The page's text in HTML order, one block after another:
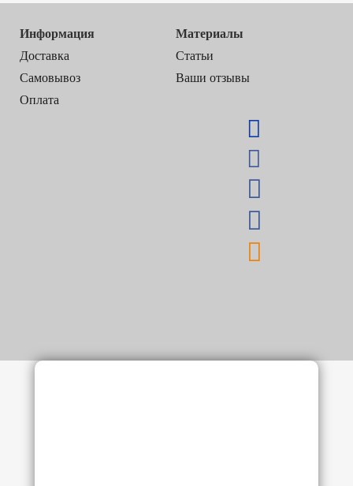
Информация
Доставка
Самовывоз
Оплата
Материалы
Статьи
Ваши отзывы